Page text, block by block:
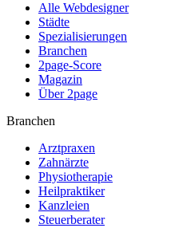
Alle Webdesigner
Städte
Spezialisierungen
Branchen
2page-Score
Magazin
Über 2page
Branchen
Arztpraxen
Zahnärzte
Physiotherapie
Heilpraktiker
Kanzleien
Steuerberater